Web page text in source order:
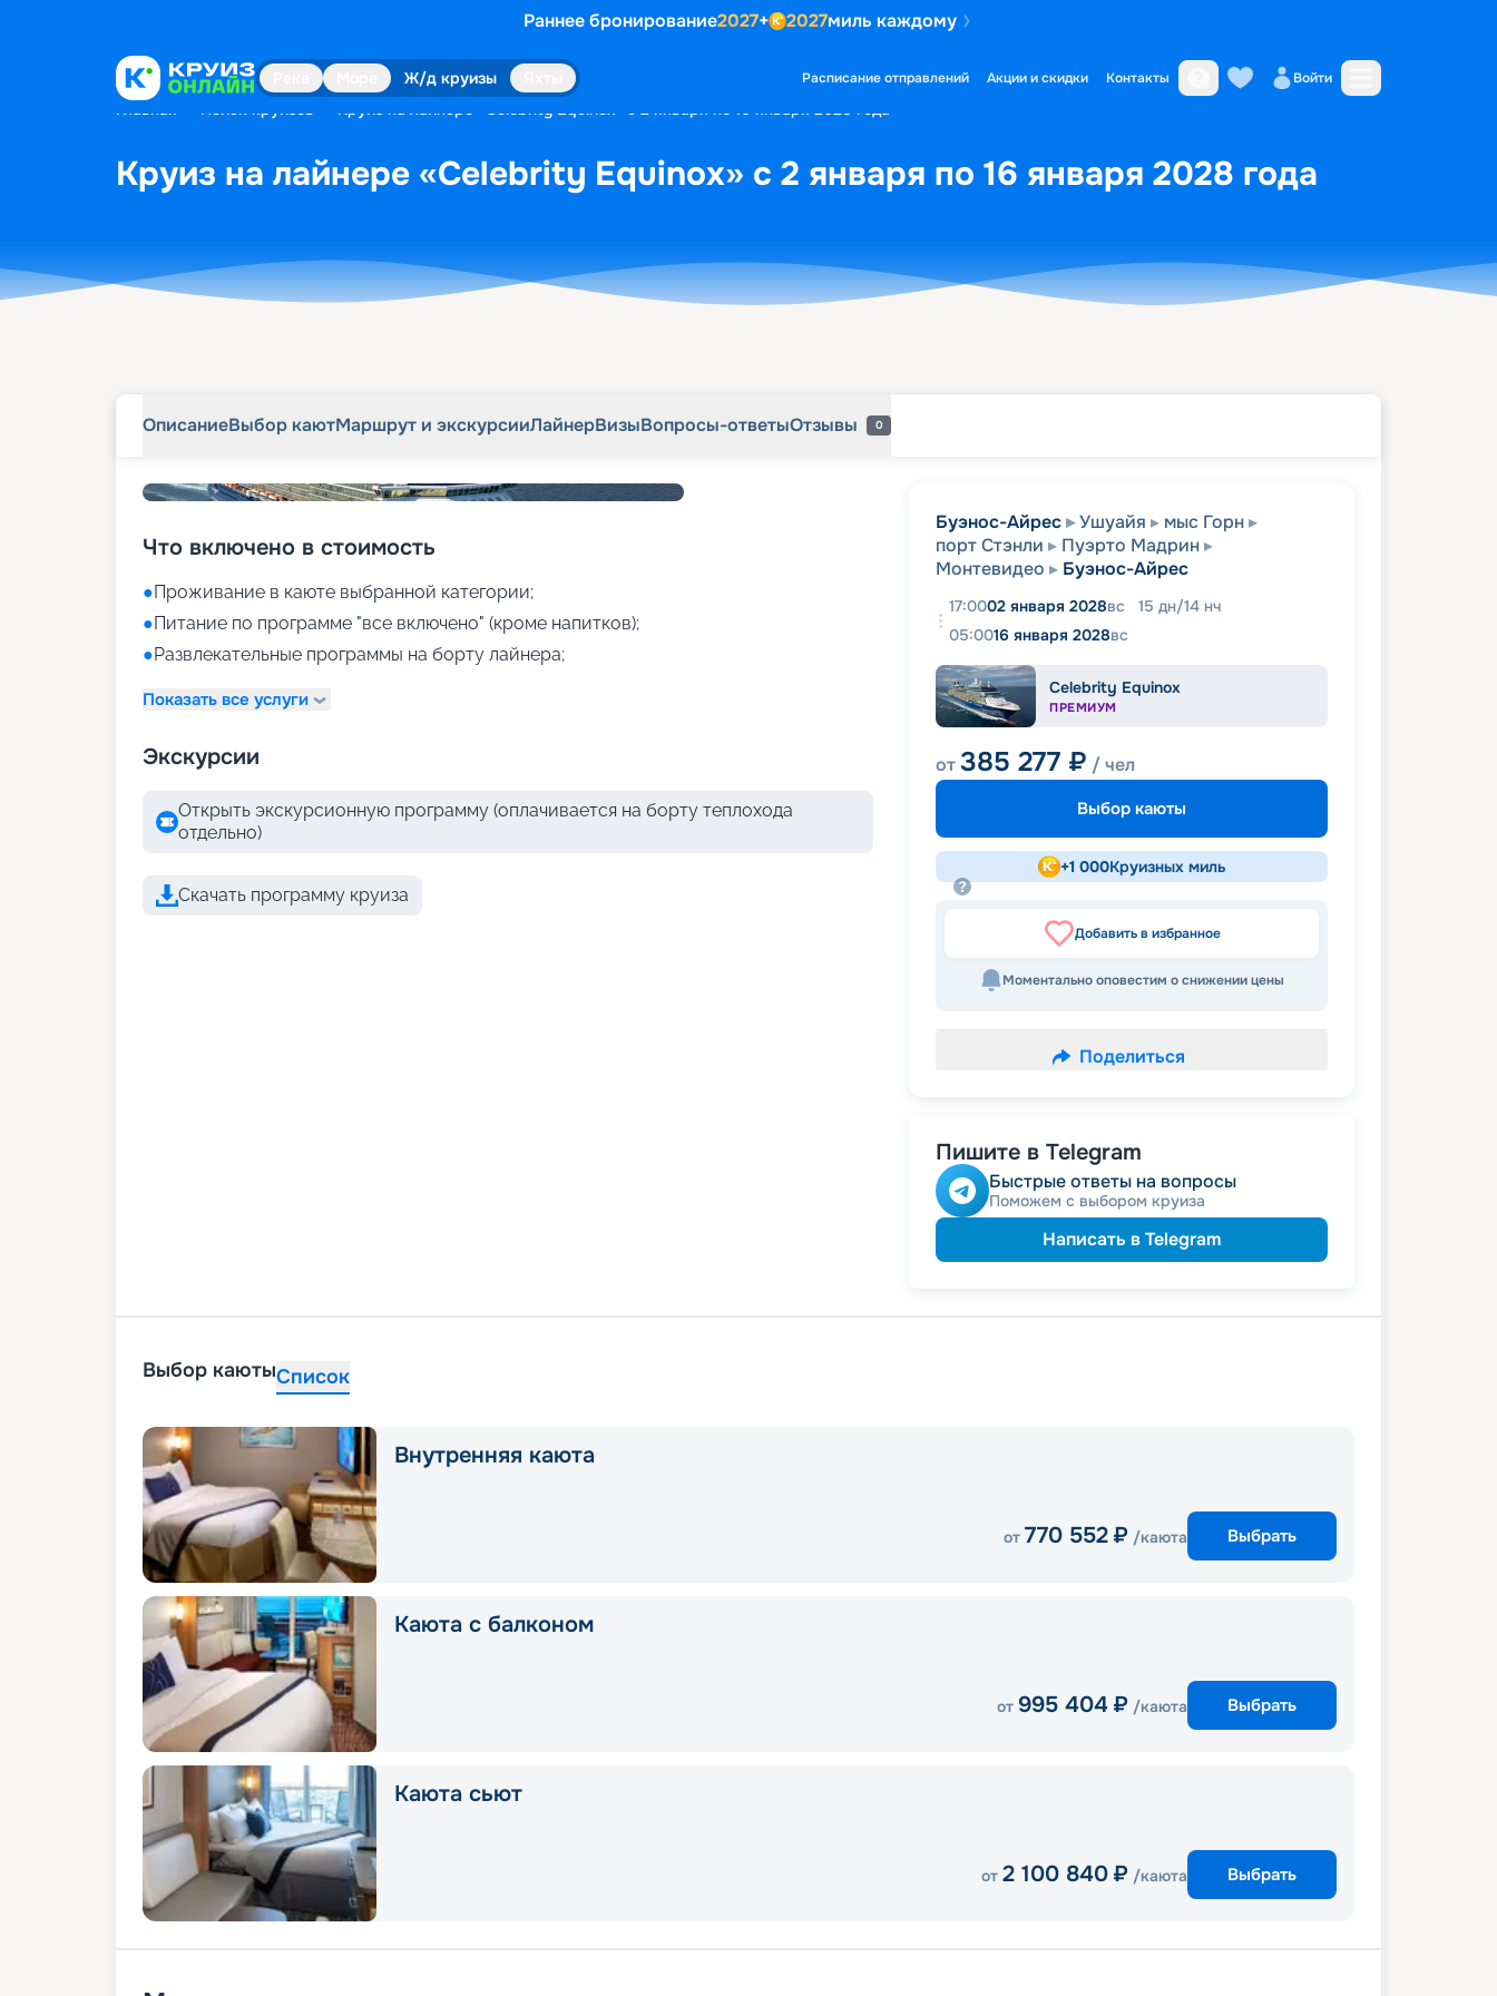
Раннее бронирование2027+ 2027миль каждому
Ж/д круизы Расписание отправлений Акции и скидки Контакты Войти
Главная Поиск круизов Круиз на лайнере «Celebrity Equinox» с 2 января по 16 января 2028 года
Круиз на лайнере «Celebrity Equinox» с 2 января по 16 января 2028 года
ОписаниеВыбор каютМаршрут и экскурсииЛайнерВизыВопросы-ответыОтзывы 0
Что включено в стоимость
●Проживание в каюте выбранной категории;
●Питание по программе "все включено" (кроме напитков);
●Развлекательные программы на борту лайнера;
Показать все услуги
Экскурсии
Открыть экскурсионную программу (оплачивается на борту теплохода
отдельно)
Скачать программу круиза
Буэнос-Айрес Ушуайя
мыс Горн
порт Стэнли
Пуэрто Мадрин
Монтевидео
Буэнос-Айрес
17:0002 января 2028вс 15 дн/14 нч
05:0016 января 2028вс
Celebrity Equinox
ПРЕМИУМ
от385 277 ₽ / чел
Выбор каюты
+1 000Круизных миль
Добавить в избранное
Моментально оповестим о снижении цены
Поделиться
Пишите в Telegram
Быстрые ответы на вопросы
Поможем с выбором круиза
Написать в Telegram
Выбор каютыСписок
Внутренняя каюта
от 770 552 ₽ /каюта Выбрать
Каюта с балконом
от 995 404 ₽ /каюта Выбрать
Каюта сьют
от 2 100 840 ₽ /каюта Выбрать